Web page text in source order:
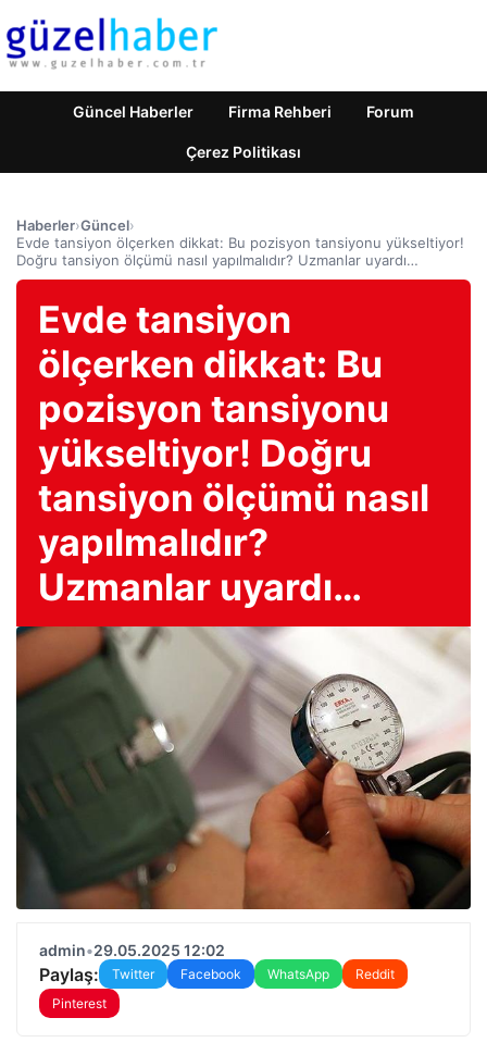
Güncel Haberler Firma Rehberi Forum
Çerez Politikası
Haberler›Güncel›
Evde tansiyon ölçerken dikkat: Bu pozisyon tansiyonu yükseltiyor!
Doğru tansiyon ölçümü nasıl yapılmalıdır? Uzmanlar uyardı…
Evde tansiyon
ölçerken dikkat: Bu
pozisyon tansiyonu
yükseltiyor! Doğru
tansiyon ölçümü nasıl
yapılmalıdır?
Uzmanlar uyardı…
admin•29.05.2025 12:02
Paylaş: Twitter Facebook WhatsApp
Reddit
Pinterest